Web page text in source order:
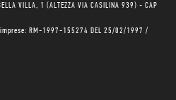
VILLA, 1 (ALTEZZA VIA CASILINA 939) - CAP
RM-1997-155274 DEL 25/02/1997 /